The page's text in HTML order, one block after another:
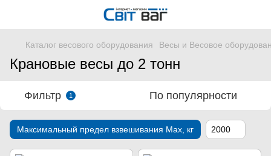
Каталог весового оборудования Весы и Весовое
Крановые весы до 2 тонн
Фильтр 1 По популярности
Максимальный предел взвешивания Мах, кг 2000